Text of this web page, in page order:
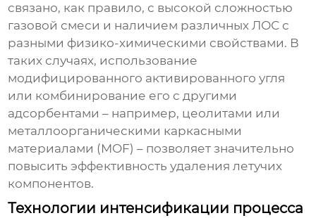
связано, как правило, с высокой сложностью
газовой смеси и наличием различных ЛОС с
разными физико-химическими свойствами. В
таких случаях, использование
модифицированного активированного угля
или комбинирование его с другими
адсорбентами – например, цеолитами или
металлоорганическими каркасными
материалами (MOF) – позволяет значительно
повысить эффективностьудаления летучих
компонентов.
Технологии интенсификации процесса